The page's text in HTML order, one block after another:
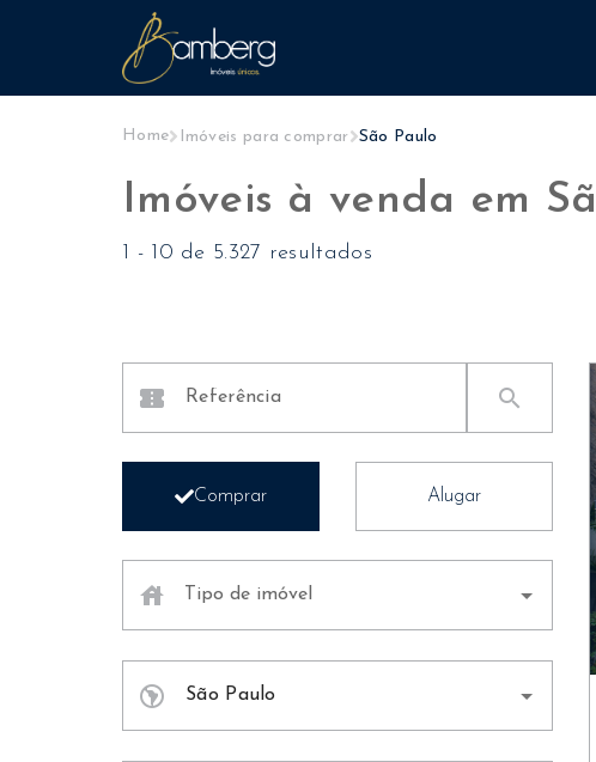
Home Imóveis para comprar São Paulo
Imóveis à venda em
1 - 10 de 5.327 resultados
confirmation_number search
Comprar Alugar
Tipo de imóvel
house Todos os tipos de imóvel
south_america São Paulo